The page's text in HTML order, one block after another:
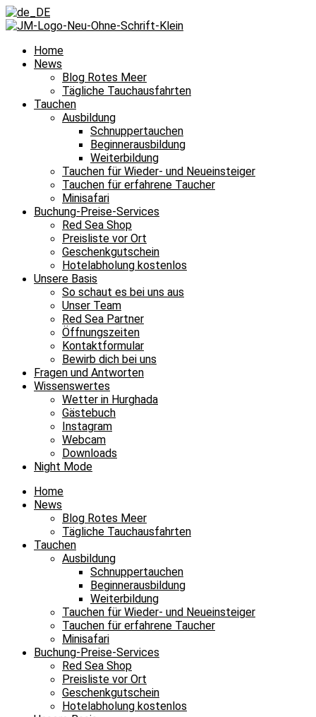
Home
News
Blog Rotes Meer
Tägliche Tauchausfahrten
Tauchen
Ausbildung
Schnuppertauchen
Beginnerausbildung
Weiterbildung
Tauchen für Wieder- und Neueinsteiger
Tauchen für erfahrene Taucher
Minisafari
Buchung-Preise-Services
Red Sea Shop
Preisliste vor Ort
Geschenkgutschein
Hotelabholung kostenlos
Unsere Basis
So schaut es bei uns aus
Unser Team
Red Sea Partner
Öffnungszeiten
Kontaktformular
Bewirb dich bei uns
Fragen und Antworten
Wissenswertes
Wetter in Hurghada
Gästebuch
Instagram
Webcam
Downloads
Night Mode
Home
News
Blog Rotes Meer
Tägliche Tauchausfahrten
Tauchen
Ausbildung
Schnuppertauchen
Beginnerausbildung
Weiterbildung
Tauchen für Wieder- und Neueinsteiger
Tauchen für erfahrene Taucher
Minisafari
Buchung-Preise-Services
Red Sea Shop
Preisliste vor Ort
Geschenkgutschein
Hotelabholung kostenlos